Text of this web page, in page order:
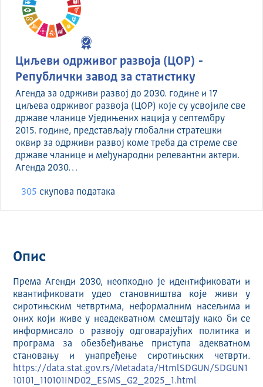
Циљеви одрживог развоја (ЦОР) -
Републички завод за статистику
Агенда за одрживи развој до 2030. године и 17
циљева одрживог развоја (ЦОР) које су усвојиле све
државе чланице Уједињених нација у септембру
2015. године, представљају глобални стратешки
оквир за одрживи развој коме треба да стреме све
државе чланице и међународни релевантни актери.
Агенда 2030…
305 скуповa података
Опис
Према Агенди 2030, неопходно је идентификовати и
квантификовати удео становништва које живи у
сиротињским четвртима, неформалним насељима и
оних који живе у неадекватном смештају како би се
информисало о развоју одговарајућих политика и
програма за обезбеђивање приступа адекватном
становању и унапређење сиротињских четврти.
https://data.stat.gov.rs/Metadata/HtmlSDGUN/SDGUN1
10101_110101IND02_ESMS_G2_2025_1.html